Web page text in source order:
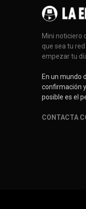
Mini noticiero
que sea tu
empezar tu
En un mundo
confirmación
posible es el
CONTACTA